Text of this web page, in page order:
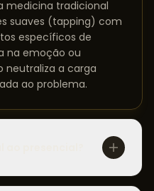
medicina tradicional
suaves (tapping) com
específicos de
na emoção ou
neutraliza a carga
ao problema.